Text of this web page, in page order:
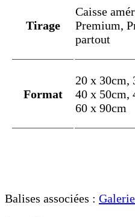
Tirage
Caisse
Premium,
partout
Format
20 x 30cm,
40 x 50cm,
60 x 90cm
Balises associées :